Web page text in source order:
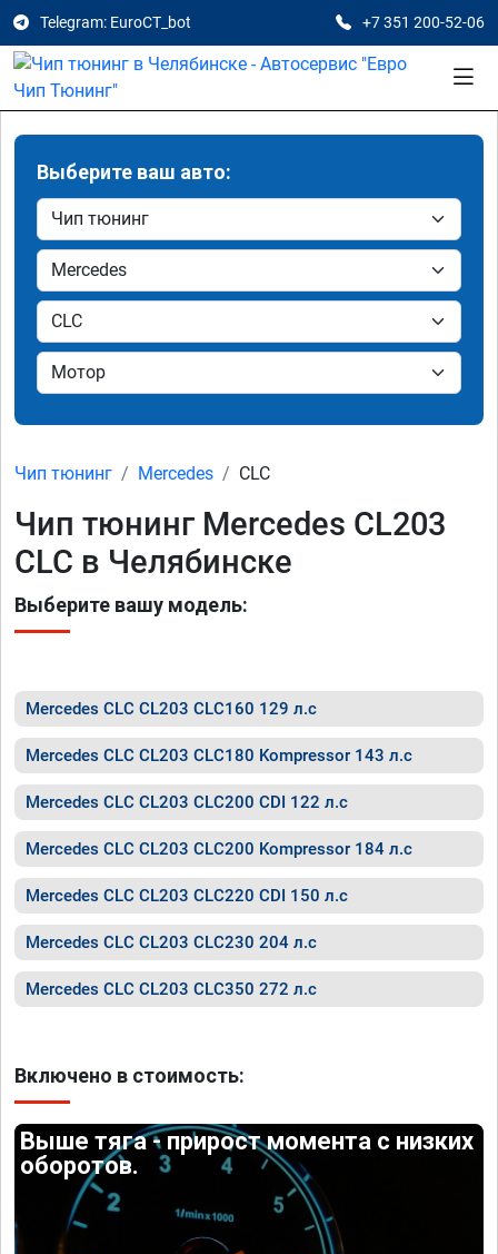
Telegram: EuroCT_bot +7 351 200-52-06
Выберите ваш авто:
Чип тюнинг Mercedes CLC
Чип тюнинг Mercedes CL203
CLC в Челябинске
Выберите вашу модель:
Mercedes CLC CL203 CLC160 129 л.с
Mercedes CLC CL203 CLC180 Kompressor 143 л.с
Mercedes CLC CL203 CLC200 CDI 122 л.с
Mercedes CLC CL203 CLC200 Kompressor 184 л.с
Mercedes CLC CL203 CLC220 CDI 150 л.с
Mercedes CLC CL203 CLC230 204 л.с
Mercedes CLC CL203 CLC350 272 л.с
Включено в стоимость:
Выше тяга - прирост момента с низких
оборотов.